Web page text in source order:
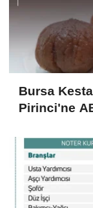
Bursa
Pirinci'ne